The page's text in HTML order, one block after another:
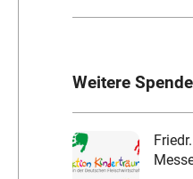
Weitere